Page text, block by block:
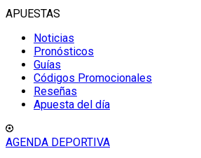
APUESTAS
Noticias
Pronósticos
Guías
Códigos Promocionales
Reseñas
Apuesta del día
AGENDA DEPORTIVA